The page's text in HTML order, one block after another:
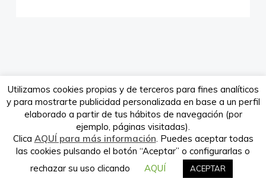
Utilizamos cookies propias y de terceros para fines analíticos
y para mostrarte publicidad personalizada en base a un perfil
elaborado a partir de tus hábitos de navegación (por
ejemplo, páginas visitadas).
Clica AQUÍ para más información. Puedes aceptar todas
las cookies pulsando el botón “Aceptar” o configurarlas o
rechazar su uso clicando
AQUÍ ACEPTAR